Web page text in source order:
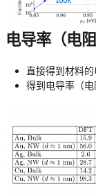
电导率（电阻
直接得到材料
得到电导率（